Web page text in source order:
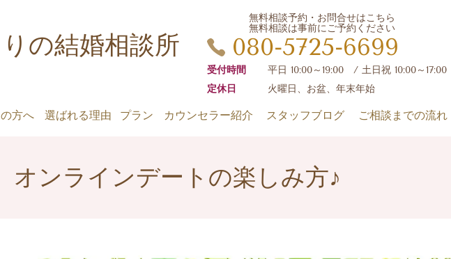
の結婚相談所
無料相談予約・お問合せはこちら
無料相談は事前にご予約ください
080-5725-6699
受付時間
平日 10:00～19:00 / 土日祝 10:00～17:00
定休日
火曜日、お盆、年末年始
方へ 選ばれる理由 プラン カウンセラー紹介 スタッフブログ ご相談までの流れ
オンラインデートの楽しみ方♪